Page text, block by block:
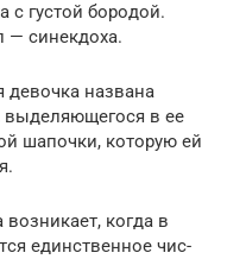
с густой боро­дой.
— синекдоха.
девоч­ка назва­на
выде­ля­ю­ще­го­ся в ее
шапоч­ки, кото­рую ей
когда в
един­ствен­ное чис­